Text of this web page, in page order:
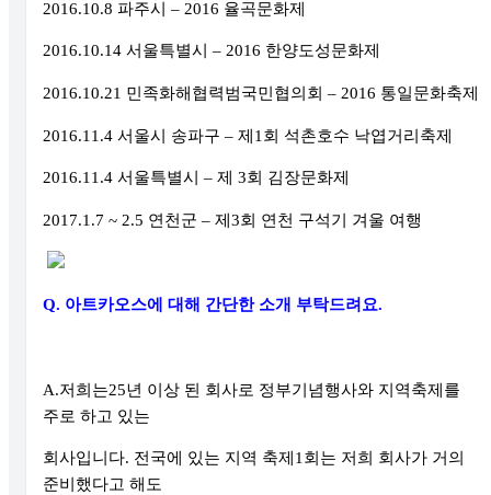
2016.10.8 파주시 – 2016 율곡문화제
2016.10.14 서울특별시 – 2016 한양도성문화제
2016.10.21 민족화해협력범국민협의회 – 2016 통일문화축제
2016.11.4 서울시 송파구 – 제1 회 석촌호수 낙엽거리축제
2016.11.4 서울특별시 – 제 3회 김장문화제
2017.1.7 ~ 2.5 연천군 – 제 3회 연천 구석기 겨울 여행
Q. 아트카오스에 대해 간단한 소개 부탁드려요.
A.저희는25년 이상 된 회사로 정부기념행사와 지역축제를
주로 하고 있는
회사입니다. 전국에 있는 지역 축제 1 회는 저희 회사가 거의
준비했다고 해도